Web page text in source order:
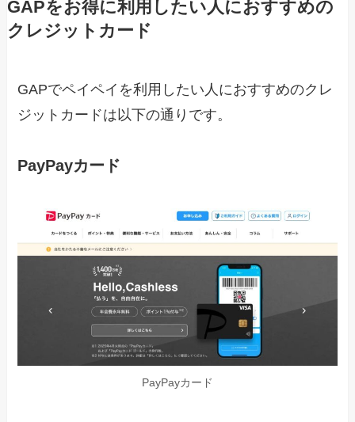
GAPをお得に利用したい人におすすめの
クレジットカード
GAPでペイペイを利用したい人におすすめのクレ
ジットカードは以下の通りです。
PayPayカード
PayPayカード